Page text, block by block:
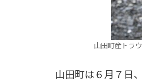
山田町産トラ
山田町は６月７日